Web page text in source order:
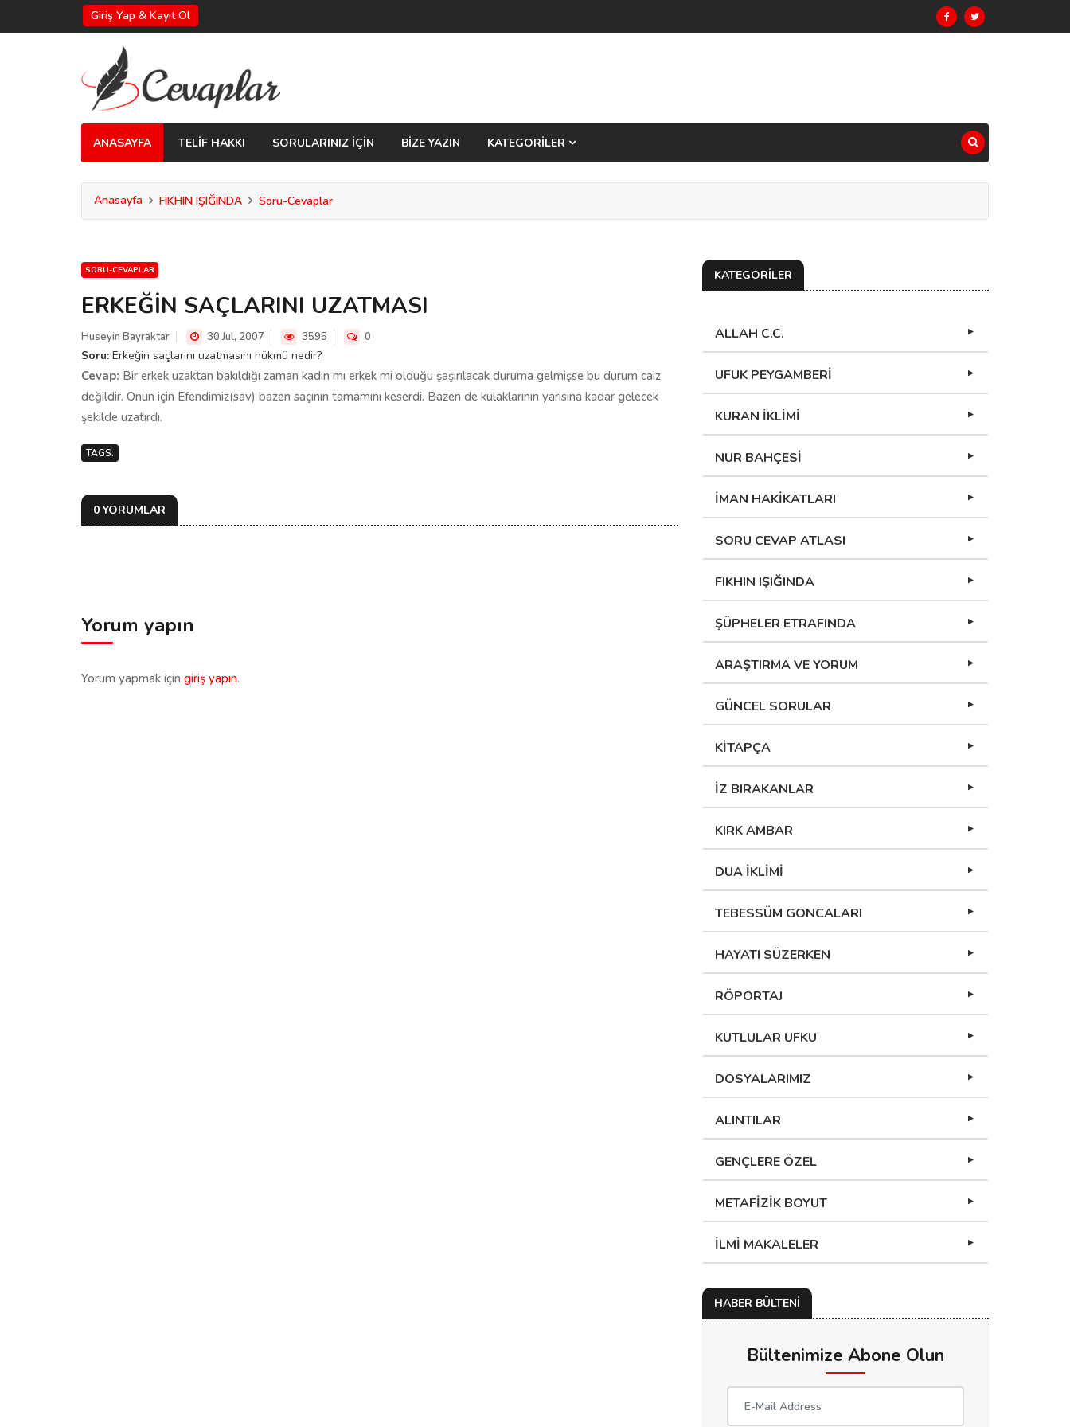
Giriş Yap & Kayıt Ol
ANASAYFA TELİF HAKKI SORULARINIZ İÇİN BİZE YAZIN KATEGORİLER
Anasayfa FIKHIN IŞIĞINDA Soru-Cevaplar
SORU-CEVAPLAR
ERKEĞİN SAÇLARINI UZATMASI
Huseyin Bayraktar 30 Jul, 2007 3595 0
Soru: Erkeğin saçlarını uzatmasını hükmü nedir?
Cevap: Bir erkek uzaktan bakıldığı zaman kadın mı erkek mi olduğu şaşırılacak duruma gelmişse bu durum caiz
değildir. Onun için Efendimiz(sav) bazen saçının tamamını keserdi. Bazen de kulaklarının yarısına kadar gelecek
şekilde uzatırdı.
TAGS:
0 YORUMLAR
Yorum yapın
Yorum yapmak için giriş yapın.
KATEGORİLER
ALLAH C.C.
UFUK PEYGAMBERİ
KURAN İKLİMİ
NUR BAHÇESİ
İMAN HAKİKATLARI
SORU CEVAP ATLASI
FIKHIN IŞIĞINDA
ŞÜPHELER ETRAFINDA
ARAŞTIRMA VE YORUM
GÜNCEL SORULAR
KİTAPÇA
İZ BIRAKANLAR
KIRK AMBAR
DUA İKLİMİ
TEBESSÜM GONCALARI
HAYATI SÜZERKEN
RÖPORTAJ
KUTLULAR UFKU
DOSYALARIMIZ
ALINTILAR
GENÇLERE ÖZEL
METAFİZİK BOYUT
İLMİ MAKALELER
HABER BÜLTENİ
Bültenimize Abone Olun